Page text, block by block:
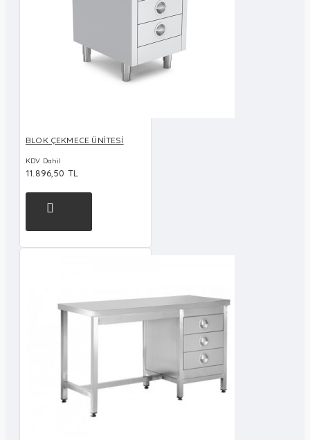
BLOK ÇEKMECE ÜNİTESİ
KDV Dahil
11.896,50 TL